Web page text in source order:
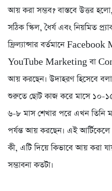
আয় করা সম্ভব? বাস্তবে উত্তর
সঠিক স্কিল, ধৈর্য এবং নিয়মিত
ফ্রিল্যান্সার বর্তমানে
YouTube Marketing বা
আয় করছেন। উদাহরণ হিসেবে বলা
শুরুতে ছোট কাজ করে মাসে ১০-
৬-৮ মাস শেখার পরে এখন তিনি
পর্যন্ত আয় করছেন। এই আর্টিকেলে
কী, এটি দিয়ে কিভাবে আয় করা
সম্ভাবনা কতটা।